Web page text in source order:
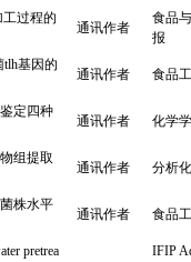
工过程的
通讯作者
食品
报
tlh基因的
通讯作者 食品
定四种
通讯作者 化学
组提取
通讯作者 分析
株水平
通讯作者 食品
pretrea
IFIP